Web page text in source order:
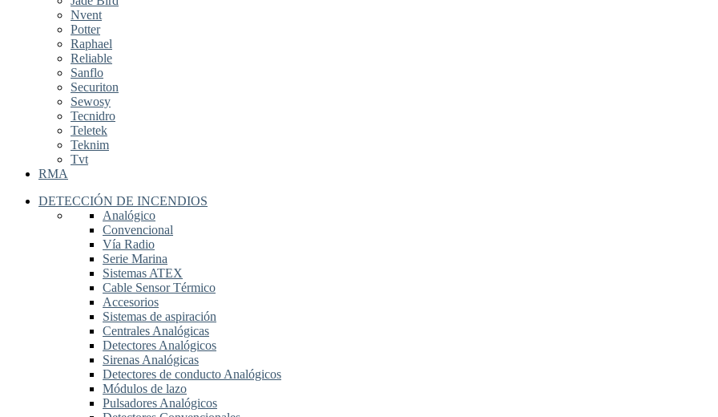
Nvent
Potter
Raphael
Reliable
Sanflo
Securiton
Sewosy
Tecnidro
Teletek
Teknim
Tvt
RMA
DETECCIÓN DE INCENDIOS
Analógico
Convencional
Vía Radio
Serie Marina
Sistemas ATEX
Cable Sensor Térmico
Accesorios
Sistemas de aspiración
Centrales Analógicas
Detectores Analógicos
Sirenas Analógicas
Detectores de conducto Analógicos
Módulos de lazo
Pulsadores Analógicos